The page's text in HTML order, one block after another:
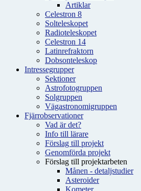
Artiklar
Celestron 8
Solteleskopet
Radioteleskopet
Celestron 14
Latinrefraktorn
Dobsonteleskop
Intressegrupper
Sektioner
Astrofotogruppen
Solgruppen
Vägastronomigruppen
Fjärrobservationer
Vad är det?
Info till lärare
Förslag till projekt
Genomförda projekt
Förslag till projektarbeten
Månen - detaljstudier
Asteroider
Kometer